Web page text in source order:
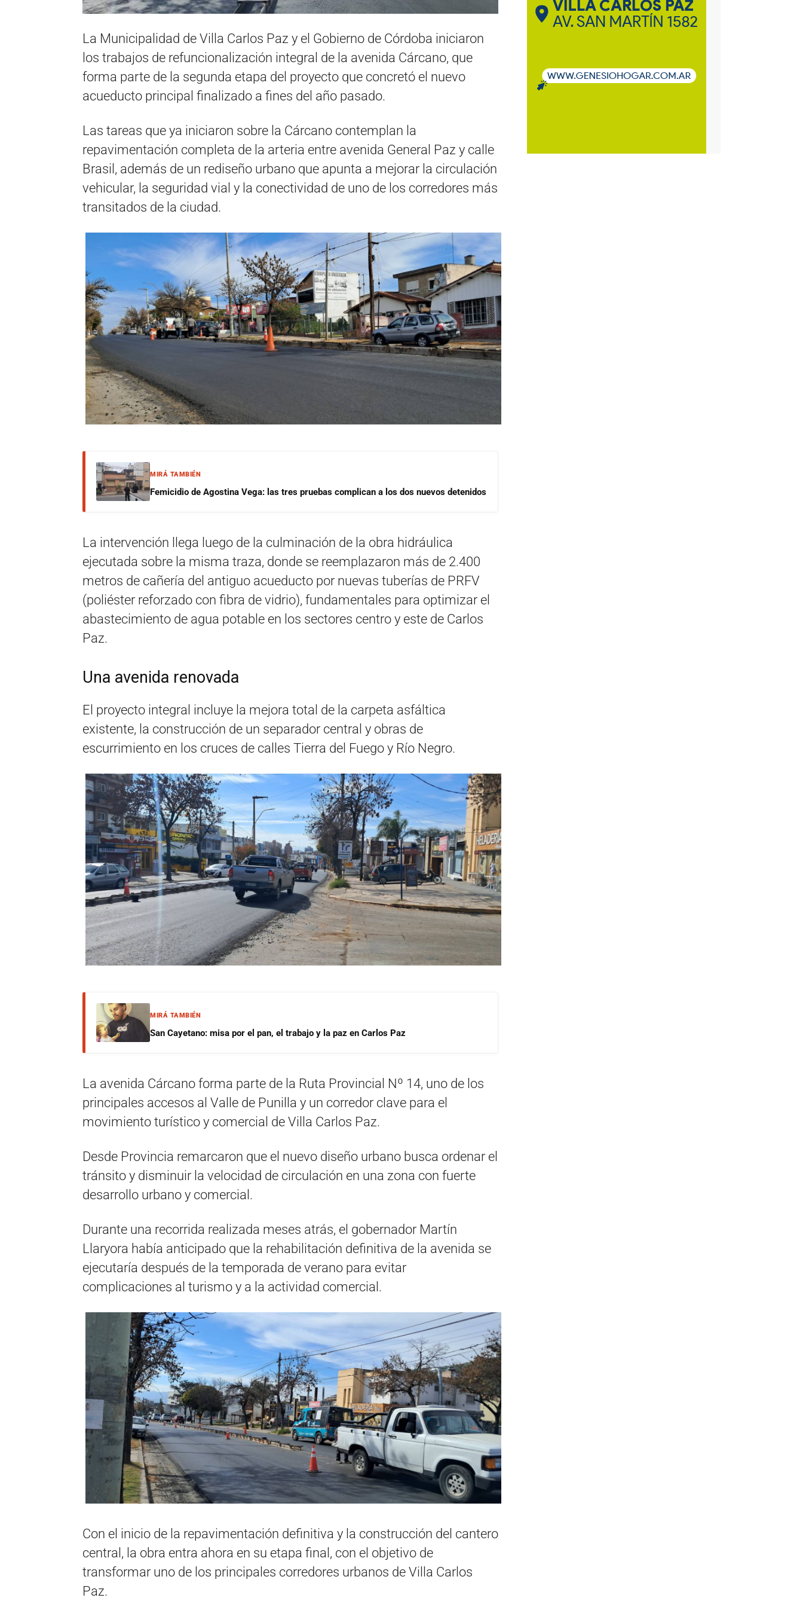
La Municipalidad de Villa Carlos Paz y el Gobierno de Córdoba iniciaron
los trabajos de refuncionalización integral de la avenida Cárcano, que
forma parte de la segunda etapa del proyecto que concretó el nuevo
acueducto principal finalizado a fines del año pasado.
Las tareas que ya iniciaron sobre la Cárcano contemplan la
repavimentación completa de la arteria entre avenida General Paz y calle
Brasil, además de un rediseño urbano que apunta a mejorar la circulación
vehicular, la seguridad vial y la conectividad de uno de los corredores más
transitados de la ciudad.
MIRÁ TAMBIÉN
Femicidio de Agostina Vega: las tres pruebas complican a los dos nuevos detenidos
La intervención llega luego de la culminación de la obra hidráulica
ejecutada sobre la misma traza, donde se reemplazaron más de 2.400
metros de cañería del antiguo acueducto por nuevas tuberías de PRFV
(poliéster reforzado con fibra de vidrio), fundamentales para optimizar el
abastecimiento de agua potable en los sectores centro y este de Carlos
Paz.
Una avenida renovada
El proyecto integral incluye la mejora total de la carpeta asfáltica
existente, la construcción de un separador central y obras de
escurrimiento en los cruces de calles Tierra del Fuego y Río Negro.
MIRÁ TAMBIÉN
San Cayetano: misa por el pan, el trabajo y la paz en Carlos Paz
La avenida Cárcano forma parte de la Ruta Provincial Nº 14, uno de los
principales accesos al Valle de Punilla y un corredor clave para el
movimiento turístico y comercial de Villa Carlos Paz.
Desde Provincia remarcaron que el nuevo diseño urbano busca ordenar el
tránsito y disminuir la velocidad de circulación en una zona con fuerte
desarrollo urbano y comercial.
Durante una recorrida realizada meses atrás, el gobernador Martín
Llaryora había anticipado que la rehabilitación definitiva de la avenida se
ejecutaría después de la temporada de verano para evitar
complicaciones al turismo y a la actividad comercial.
Con el inicio de la repavimentación definitiva y la construcción del cantero
central, la obra entra ahora en su etapa final, con el objetivo de
transformar uno de los principales corredores urbanos de Villa Carlos
Paz.